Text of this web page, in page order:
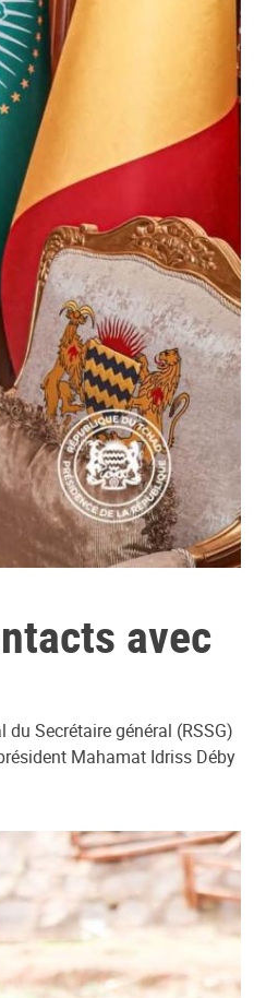
avec
Secrétaire général (RSSG)
Mahamat Idriss Déby